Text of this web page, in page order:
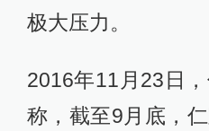
极大压力。
2016年11月23日
称，截至9月底，